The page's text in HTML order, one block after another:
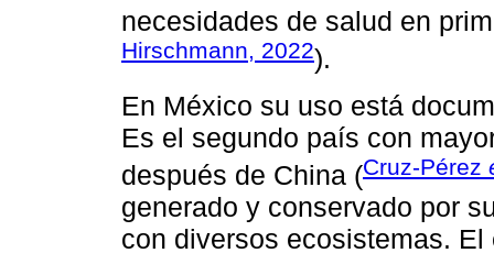
necesidades de salud en
Hirschmann, 2022).
En México su uso está
Es el segundo país con
después de China (Cruz-Pérez
generado y conservado por
con diversos ecosistemas.